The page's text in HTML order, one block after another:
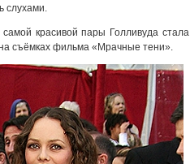
слухами.
красивой пары Голливуда стала
съёмках фильма «Мрачные тени».